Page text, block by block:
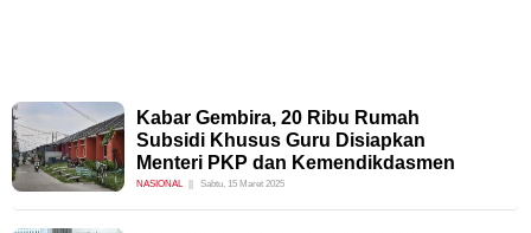
Kabar Gembira, 20 Ribu Rumah
Subsidi Khusus Guru Disiapkan
Menteri PKP dan Kemendikdasmen
NASIONAL Sabtu, 15 Maret 2025